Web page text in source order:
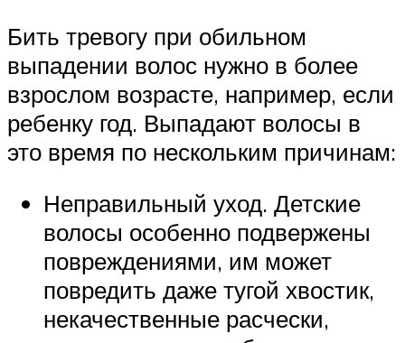
Бить тревогу при обильном
выпадении волос нужно в более
взрослом возрасте, например, если
ребенку год. Выпадают волосы в
это время по нескольким причинам:
Неправильный уход. Детские
волосы особенно подвержены
повреждениями, им может
повредить даже тугой хвостик,
некачественные расчески,